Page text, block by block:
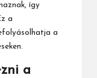
így
a
a
a